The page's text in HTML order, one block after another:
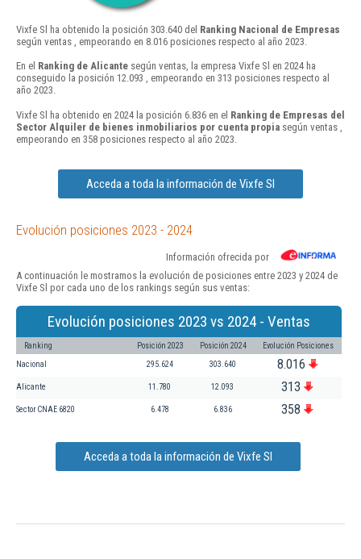
Vixfe Sl ha obtenido la posición 303.640 del Ranking Nacional de Empresas
según ventas , empeorando en 8.016 posiciones respecto al año 2023.
En el Ranking de Alicante según ventas, la empresa Vixfe Sl en 2024 ha
conseguido la posición 12.093 , empeorando en 313 posiciones respecto al
año 2023.
Vixfe Sl ha obtenido en 2024 la posición 6.836 en el Ranking de Empresas del
Sector Alquiler de bienes inmobiliarios por cuenta propia según ventas ,
empeorando en 358 posiciones respecto al año 2023.
Acceda a toda la información de Vixfe Sl
Evolución posiciones 2023 - 2024
Información ofrecida por
A continuación le mostramos la evolución de posiciones entre 2023 y 2024 de
Vixfe Sl por cada uno de los rankings según sus ventas:
Evolución posiciones 2023 vs 2024 - Ventas
Ranking Posición 2023 Posición 2024 Evolución Posiciones
Nacional 295.624 303.640 8.016
Alicante 11.780 12.093 313
Sector CNAE 6820 6.478 6.836 358
Acceda a toda la información de Vixfe Sl